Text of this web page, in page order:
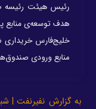
رئیس هیئت‌ رئیسه
خلیج‌فارس خریداری
منابع ورودی
به گزارش نفیرنفت |